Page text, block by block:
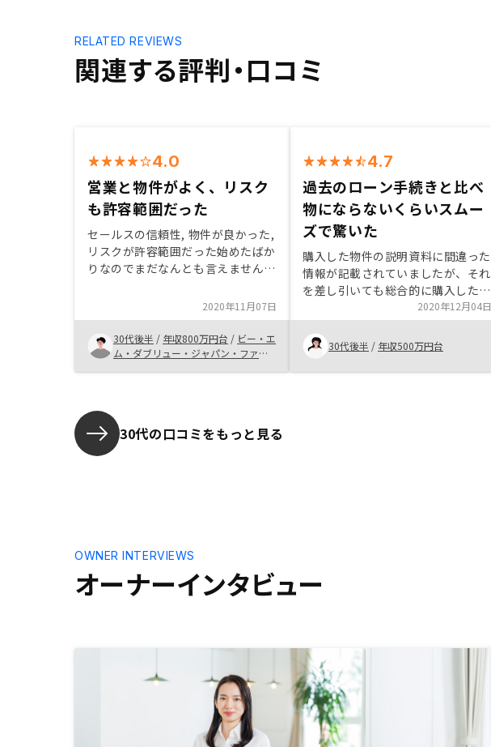
関連する評判・口コミ
RELATED REVIEWS
4.0
営業と物件がよく、リスク
も許容範囲だった
セールスの信頼性, 物件が良かった,
リスクが許容範囲だった始めたばか
りなのでまだなんとも言えません
イページなどもあるといいと思いま
した。
2020年11月07日
30代後半 / 年収800万円台 / ビー・エ
ム・ダブリュー・ジャパン・ファイ
4.7
過去のローン手続きと比べ
物にならないくらいスムー
ズで驚いた
購入した物件の説明資料に間違った
情報が記載されていましたが、それ
を差し引いても総合的に購入したい
と思ってしまう体験でした。 今ま
で、4回ほどローンの手続きに関与
した事がありますが、今回の手続き
は他と比べものにならないほどスム
ーズで驚きました。複数の方で分業
2020年12月04日
30代後半 / 年収500万円台
30代の口コミをもっと見る
オーナーインタビュー
OWNER INTERVIEWS